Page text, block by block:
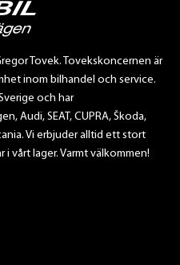
Tovek. Tovekskoncernen är
inom bilhandel och service.
och har
Audi, SEAT, CUPRA, Škoda,
Vi erbjuder alltid ett stort
vårt lager. Varmt välkommen!